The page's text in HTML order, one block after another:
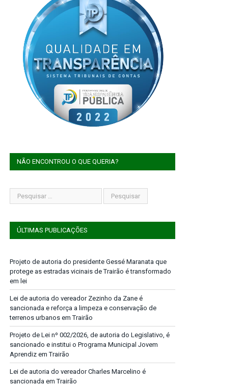
NÃO ENCONTROU O QUE QUERIA?
ÚLTIMAS PUBLICAÇÕES
Projeto de autoria do presidente Gessé Maranata que
protege as estradas vicinais de Trairão é transformado
em lei
Lei de autoria do vereador Zezinho da Zane é
sancionada e reforça a limpeza e conservação de
terrenos urbanos em Trairão
Projeto de Lei nº 002/2026, de autoria do Legislativo, é
sancionado e institui o Programa Municipal Jovem
Aprendiz em Trairão
Lei de autoria do vereador Charles Marcelino é
sancionada em Trairão